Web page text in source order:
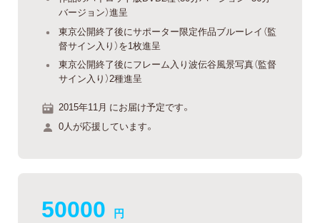
バージョン）進呈
東京公開終了後にサポーター限定作品ブルーレイ（監
督サイン入り）を1枚進呈
東京公開終了後にフレーム入り波伝谷風景写真（監督
サイン入り）2種進呈
2015年11月 にお届け予定です。
0人が応援しています。
50000 円